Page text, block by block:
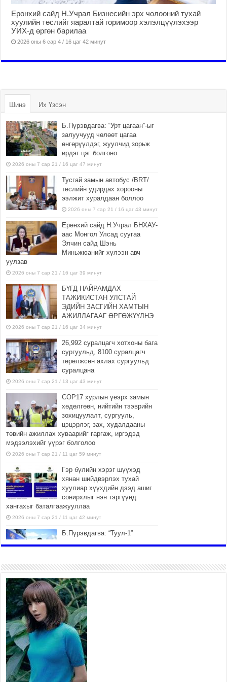
Ерөнхий сайд Н.Учрал Бизнесийн эрх чөлөөний тухай
хуулийн төслийг яаралтай горимоор хэлэлцүүлэхээр
УИХ-д өргөн барилаа
2026 оны 6 сар 4 / 16 цаг 42 минут
Шинэ Их Үзсэн
Б.Пүрэвдагва: “Урт цагаан”-ыг
залуучууд чөлөөт цагаа
өнгөрүүлдэг, жуулчид зорьж
ирдэг цэг болгоно
2026 оны 7 сар 21 / 16 цаг 47 минут
Тусгай замын автобус /BRT/
төслийн удирдах хорооны
ээлжит хуралдаан боллоо
2026 оны 7 сар 21 / 16 цаг 43 минут
Ерөнхий сайд Н.Учрал БНХАУ-
аас Монгол Улсад суугаа
Элчин сайд Шэнь
Миньжюанийг хүлээн авч
уулзав
2026 оны 7 сар 21 / 16 цаг 39 минут
БҮГД НАЙРАМДАХ
ТАЖИКИСТАН УЛСТАЙ
ЭДИЙН ЗАСГИЙН ХАМТЫН
АЖИЛЛАГААГ ӨРГӨЖҮҮЛНЭ
2026 оны 7 сар 21 / 16 цаг 34 минут
26,992 суралцагч хотхоны бага
сургуульд, 8100 суралцагч
төрөлжсөн ахлах сургуульд
суралцана
2026 оны 7 сар 21 / 13 цаг 43 минут
COP17 хурлын үеэрх замын
хөдөлгөөн, нийтийн тээврийн
зохицуулалт, сургууль,
цэцэрлэг, зах, худалдааны
төвийн ажиллах хуваарийг гаргаж, иргэдэд
мэдээлэхийг үүрэг болголоо
2026 оны 7 сар 21 / 11 цаг 59 минут
Гэр бүлийн хэрэг шүүхэд
хянан шийдвэрлэх тухай
хуулиар хүүхдийн дээд ашиг
сонирхлыг нэн тэргүүнд
хангахыг баталгаажууллаа
2026 оны 7 сар 21 / 11 цаг 42 минут
Б.Пүрэвдагва: “Туул-1”
2026 оны 7 сар 21 / 10 цаг 15 минут
НИЙСЛЭЛ, АЙМГИЙН
УДИРДЛАГУУДЫН АЖЛЫГ
ХҮНД СУРТЛЫГ БУУРУУЛЖ,
ИРГЭД, АЖ АХУЙН НЭГЖИЙН
АЧААГ ХЭРХЭН ХӨНГӨЛСНӨӨР ДҮГНЭНЭ
2026 оны 7 сар 21 / 10 цаг 09 минут
Байнгын хорооны дарга
М.Мандхай Цөлжилттэй
тэмцэх тухай НҮБ-ын
конвенцын талуудын 17 дугаар